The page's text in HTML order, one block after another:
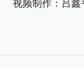
视频制作：吕鑫